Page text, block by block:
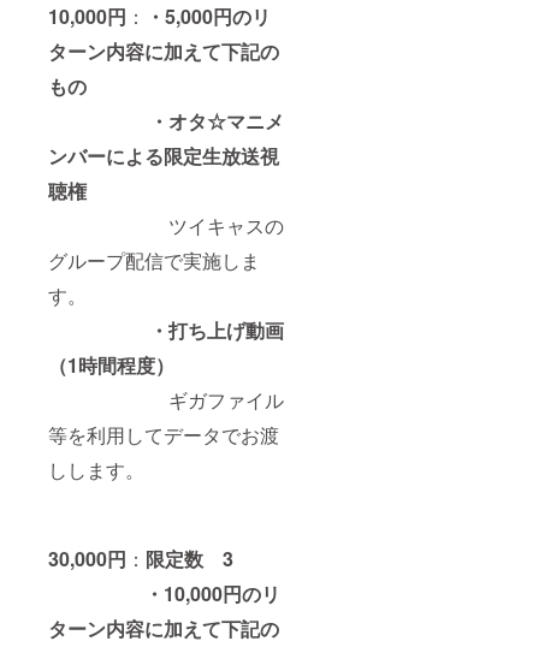
10,000円 ：
・5,000円のリ
ターン内容に加えて下記の
もの
・オタ☆マニメ
ンバーによる限定生放送視
聴権
ツイキャスの
グループ配信で実施しま
す。
・打ち上げ動画
（1時間程度）
ギガファイル
等を利用してデータでお渡
しします。
30,000円 ： 限定数 3
・10,000円のリ
ターン内容に加えて下記の